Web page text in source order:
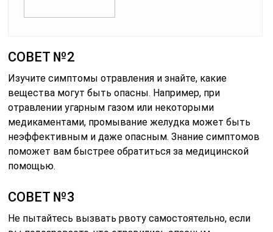
СОВЕТ №2
Изучите симптомы отравления и знайте, какие
вещества могут быть опасны. Например, при
отравлении угарным газом или некоторыми
медикаментами, промывание желудка может быть
неэффективным и даже опасным. Знание симптомов
поможет вам быстрее обратиться за медицинской
помощью.
СОВЕТ №3
Не пытайтесь вызвать рвоту самостоятельно, если